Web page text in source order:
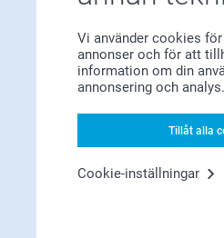
Vi använder cookies
annonser och för att
information om din
annonsering och
Tillåt alla
Cookie-inställningar